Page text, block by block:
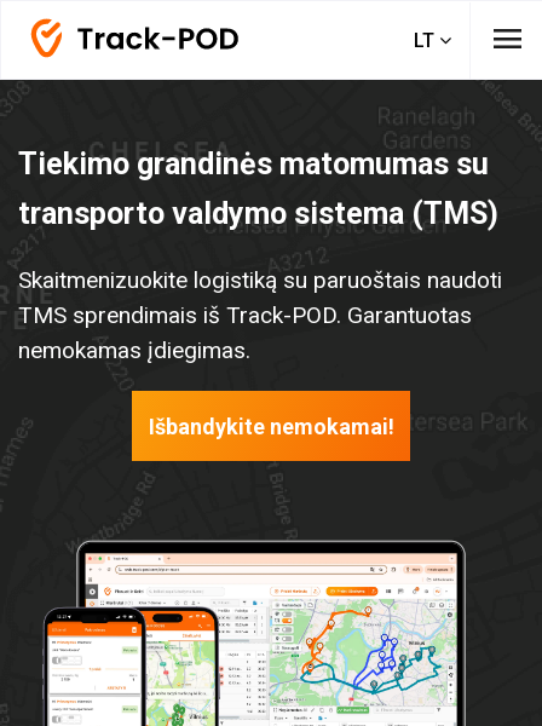
LT menu
Tiekimo grandinės matomumas su
transporto valdymo sistema (TMS)
Skaitmenizuokite logistiką su paruoštais naudoti
TMS sprendimais iš Track-POD. Garantuotas
nemokamas įdiegimas.
Išbandykite nemokamai!